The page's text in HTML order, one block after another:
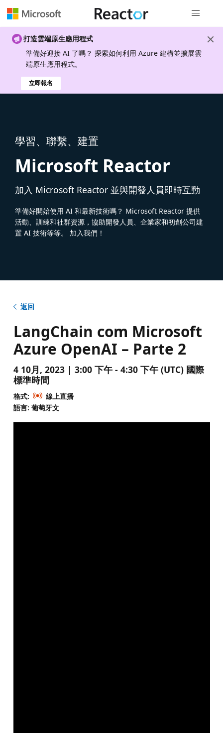
打造雲端原生應用程式
準備好迎接 AI 了嗎？ 探索如何利用 Azure 建構並擴展雲
端原生應用程式。
立即報名
學習、聯繫、建置
Microsoft Reactor
加入 Microsoft Reactor 並與開發人員即時互動
準備好開始使用 AI 和最新技術嗎？ Microsoft Reactor 提供
活動、訓練和社群資源，協助開發人員、企業家和初創公司建
置 AI 技術等等。 加入我們！
返回
LangChain com Microsoft
Azure OpenAI – Parte 2
4 10月, 2023 | 3:00 下午 - 4:30 下午 (UTC) 國際
標準時間
格式:
線上直播
語言: 葡萄牙文